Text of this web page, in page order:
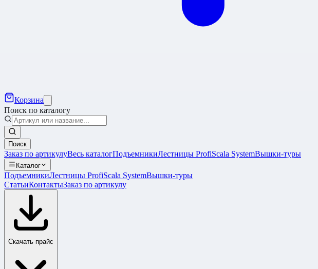
Корзина
Поиск по каталогу
Поиск
Заказ по артикулуВесь каталогПодъемникиЛестницы ProfiScala SystemВышки-туры
Каталог
ПодъемникиЛестницы ProfiScala SystemВышки-туры
СтатьиКонтактыЗаказ по артикулу
Скачать прайс